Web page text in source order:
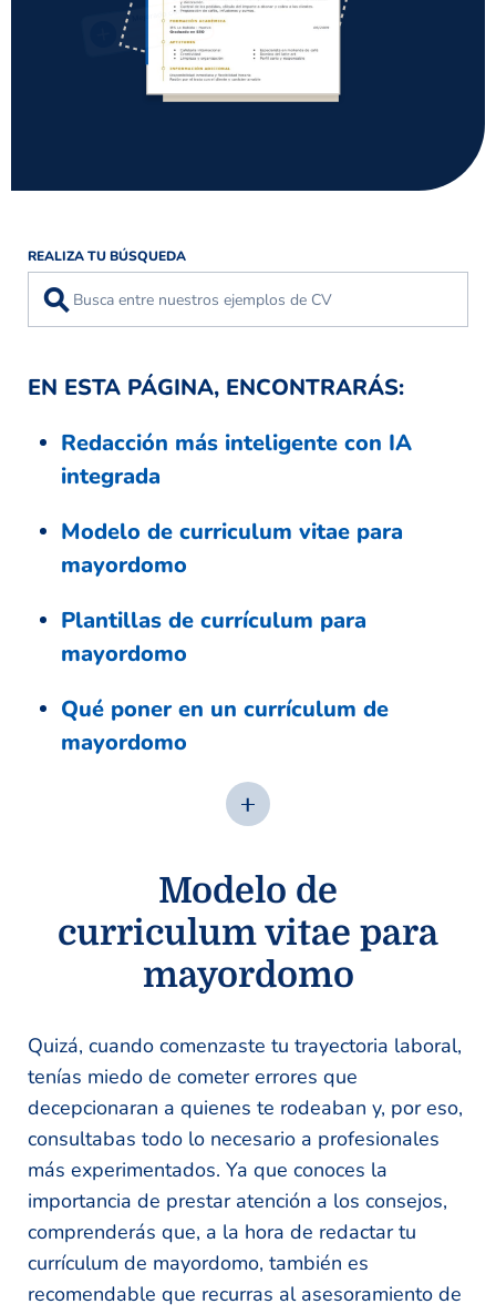
REALIZA TU BÚSQUEDA
⚲
EN ESTA PÁGINA, ENCONTRARÁS:
Redacción más inteligente con IA
integrada
Modelo de curriculum vitae para
mayordomo
Plantillas de currículum para
mayordomo
Qué poner en un currículum de
mayordomo
Modelo de
curriculum vitae para
mayordomo
Quizá, cuando comenzaste tu trayectoria laboral,
tenías miedo de cometer errores que
decepcionaran a quienes te rodeaban y, por eso,
consultabas todo lo necesario a profesionales
más experimentados. Ya que conoces la
importancia de prestar atención a los consejos,
comprenderás que, a la hora de redactar tu
currículum de mayordomo, también es
recomendable que recurras al asesoramiento de